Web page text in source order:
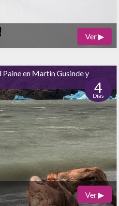
Ver ▶
en Martin Gusinde y
4
Días
Ver ▶